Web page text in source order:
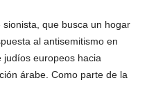
que busca un hogar
al antisemitismo en
judíos europeos hacia
árabe. Como parte de la